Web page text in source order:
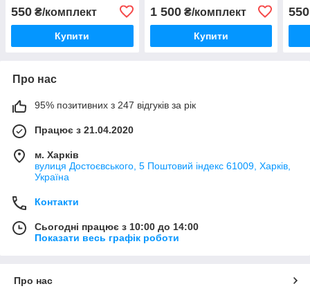
550 ₴/комплект
Купити
1 500₴/комплект
Купити
550
Про нас
95% позитивних з 247 відгуків за рік
Працює з 21.04.2020
м. Харків
вулиця Достоєвського, 5 Поштовий індекс 61009, Харків,
Україна
Контакти
Сьогодні працює з 10:00 до 14:00
Показати весь графік роботи
Про нас